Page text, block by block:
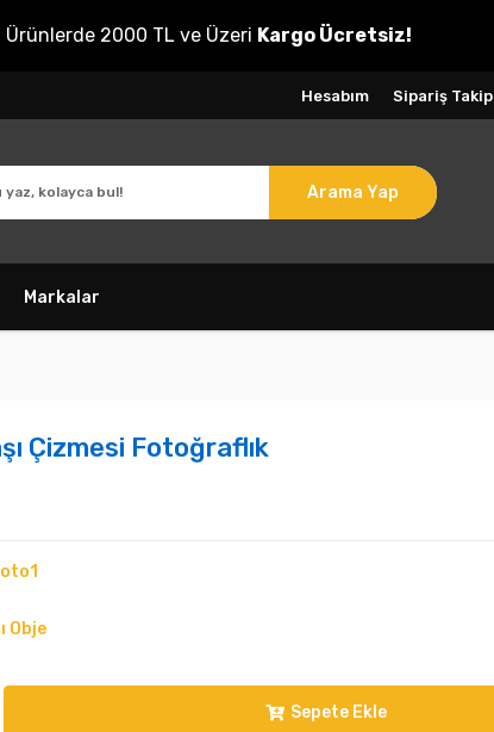
Ürünlerde 2000 TL ve Üzeri Kargo Ücretsiz!
Hesabım Sipariş Takip
Arama Yap
Markalar
Çizmesi Fotoğraflık
Obje
Sepete Ekle